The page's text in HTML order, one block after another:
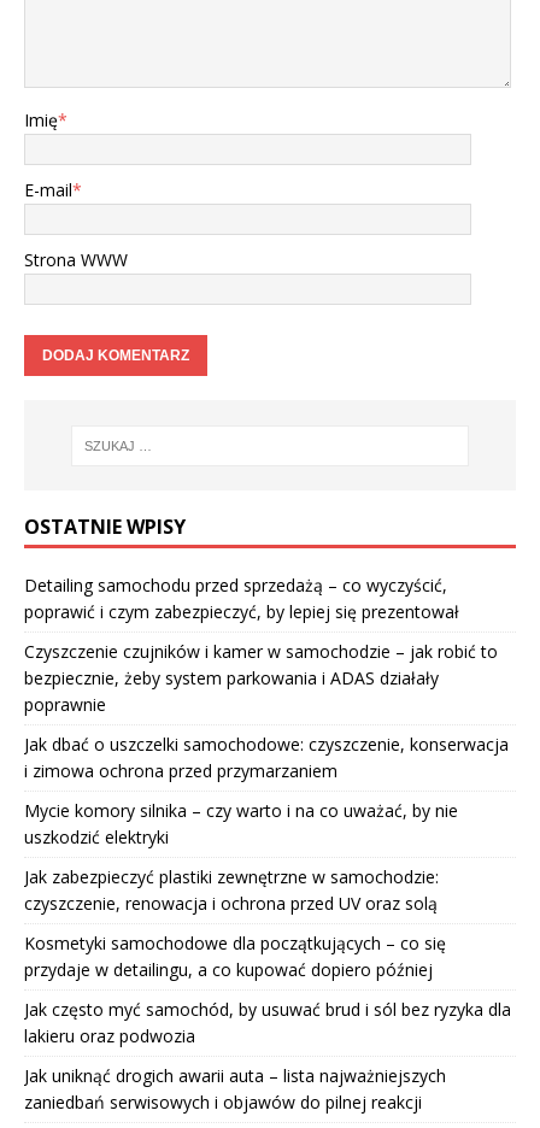
Imię*
E-mail*
Strona WWW
OSTATNIE WPISY
Detailing samochodu przed sprzedażą – co wyczyścić,
poprawić i czym zabezpieczyć, by lepiej się prezentował
Czyszczenie czujników i kamer w samochodzie – jak robić to
bezpiecznie, żeby system parkowania i ADAS działały
poprawnie
Jak dbać o uszczelki samochodowe: czyszczenie, konserwacja
i zimowa ochrona przed przymarzaniem
Mycie komory silnika – czy warto i na co uważać, by nie
uszkodzić elektryki
Jak zabezpieczyć plastiki zewnętrzne w samochodzie:
czyszczenie, renowacja i ochrona przed UV oraz solą
Kosmetyki samochodowe dla początkujących – co się
przydaje w detailingu, a co kupować dopiero później
Jak często myć samochód, by usuwać brud i sól bez ryzyka dla
lakieru oraz podwozia
Jak uniknąć drogich awarii auta – lista najważniejszych
zaniedbań serwisowych i objawów do pilnej reakcji